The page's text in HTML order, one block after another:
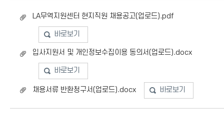
LA무역지원센터 현지직원 채용공고(업로드).pdf
바로보기
입사지원서 및 개인정보수집이용 동의서(업로드).docx
바로보기
채용서류 반환청구서(업로드).docx 바로보기